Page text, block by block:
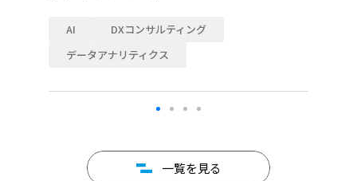
AI
DXコンサルティング
データアナリティクス
一覧を見る